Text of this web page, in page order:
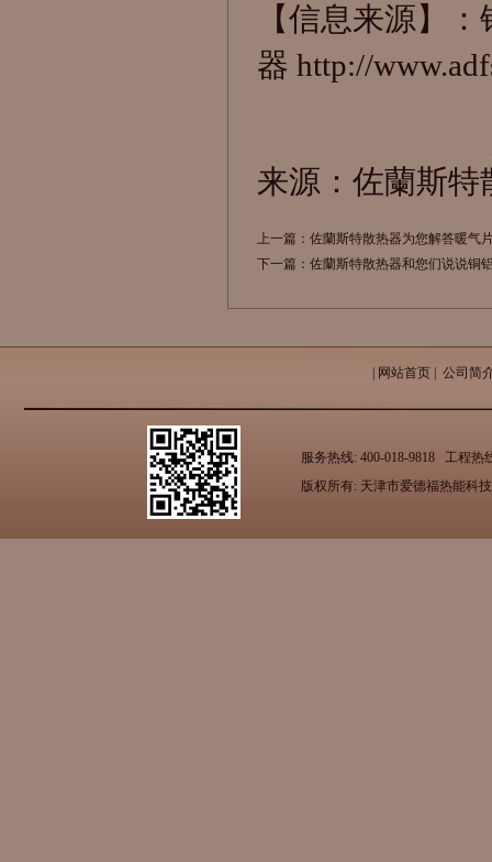
【信息来源】：
器 http://
来源：佐蘭斯特
上一篇： 佐蘭斯特散热器为您解答暖气
下一篇： 佐蘭斯特散热器和您们说说铜
网站首页 公司简
服务热线: 400-018-9818 工程热
版权所有: 天津市爱德福热能科